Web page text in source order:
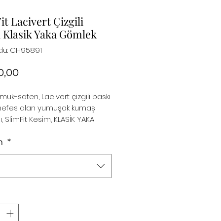
Lacivert Çizgili
Klasik Yaka Gömlek
CH95891
Fiyat
saten, Lacivert çizgili baskı
alan yumuşak kumaş
SlimFit Kesim, KLASİK YAKA
Sağ manşette
işlemesi, Ürün özel
birlikte gönderilecektir.
*